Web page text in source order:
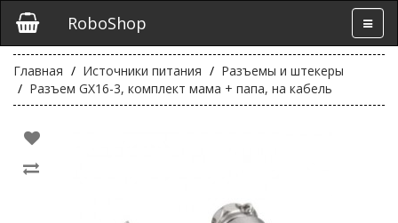
RoboShop
Главная Источники питания
Разъемы и штекеры
Разъем GX16-3, комплект мама + папа, на кабель